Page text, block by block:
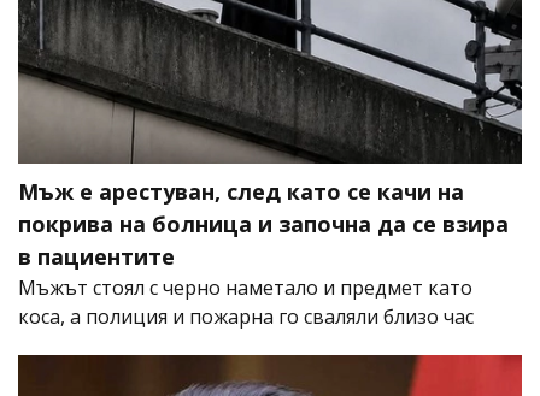
Мъж е арестуван, след като се качи на
покрива на болница и започна да се взира
в пациентите
Мъжът стоял с черно наметало и предмет като
коса, а полиция и пожарна го сваляли близо час